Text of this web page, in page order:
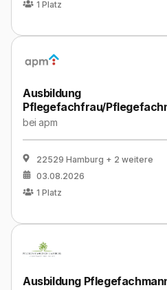
1 Platz
Ausbildung
Pflegefachfrau/
beiapm
22529 Hamburg + 2 weitere
03.08.2026
1 Platz
Ausbildung